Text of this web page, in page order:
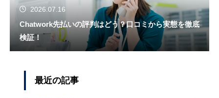
2026.07.16
Chatwork先払いの評判はどう？口コミから実態を徹底
検証！
最近の記事